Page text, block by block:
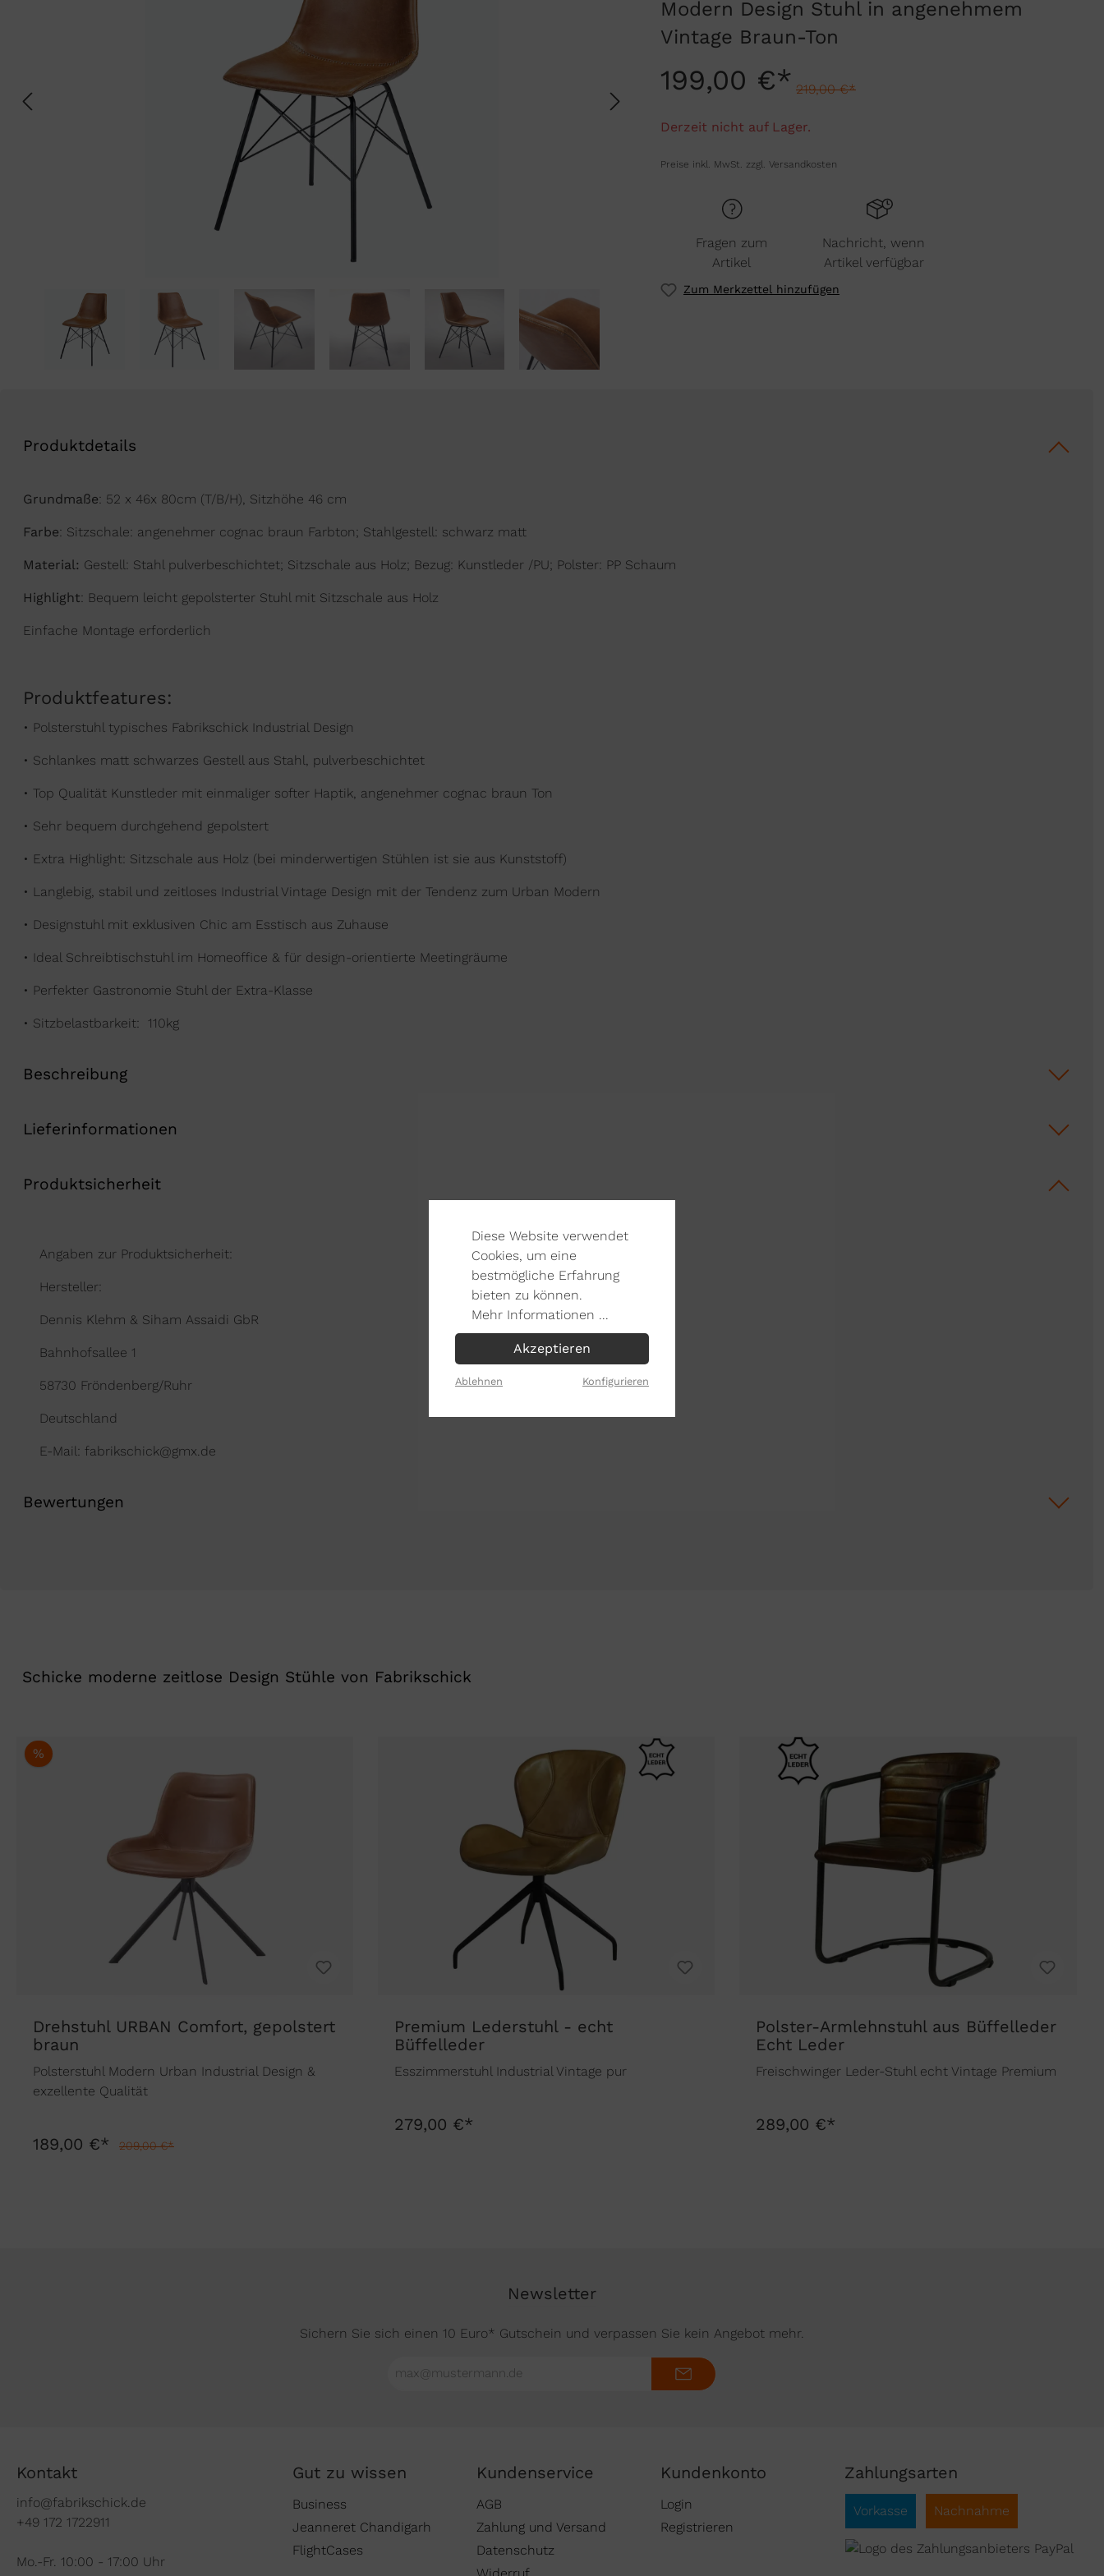
Modern Design Stuhl in angenehmem
Vintage Braun-Ton
199,00 €* 219,00 €*
Derzeit nicht auf Lager.
Preise inkl. MwSt. zzgl. Versandkosten
Fragen zum
Artikel
Nachricht, wenn
Artikel verfügbar
Zum Merkzettel hinzufügen
Produktdetails
Grundmaße: 52 x 46x 80cm (T/B/H), Sitzhöhe 46 cm
Farbe: Sitzschale: angenehmer cognac braun Farbton; Stahlgestell: schwarz matt
Material: Gestell: Stahl pulverbeschichtet; Sitzschale aus Holz; Bezug: Kunstleder /PU; Polster: PP Schaum
Highlight: Bequem leicht gepolsterter Stuhl mit Sitzschale aus Holz
Einfache Montage erforderlich
Produktfeatures:
• Polsterstuhl typisches Fabrikschick Industrial Design
• Schlankes matt schwarzes Gestell aus Stahl, pulverbeschichtet
• Top Qualität Kunstleder mit einmaliger softer Haptik, angenehmer cognac braun Ton
• Sehr bequem durchgehend gepolstert
• Extra Highlight: Sitzschale aus Holz (bei minderwertigen Stühlen ist sie aus Kunststoff)
• Langlebig, stabil und zeitloses Industrial Vintage Design mit der Tendenz zum Urban Modern
• Designstuhl mit exklusiven Chic am Esstisch aus Zuhause
• Ideal Schreibtischstuhl im Homeoffice & für design-orientierte Meetingräume
• Perfekter Gastronomie Stuhl der Extra-Klasse
• Sitzbelastbarkeit: 110kg
Beschreibung
Lieferinformationen
Produktsicherheit
Angaben zur Produktsicherheit:
Hersteller:
Dennis Klehm & Siham Assaidi GbR
Bahnhofsallee 1
58730 Fröndenberg/Ruhr
Deutschland
E-Mail: fabrikschick@gmx.de
Bewertungen
Schicke moderne zeitlose Design Stühle von Fabrikschick
%
Drehstuhl URBAN Comfort, gepolstert
braun
Polsterstuhl Modern Urban Industrial Design &
exzellente Qualität
189,00 €* 209,00 €*
Premium Lederstuhl - echt
Büffelleder
Esszimmerstuhl Industrial Vintage pur
279,00 €*
Polster-Armlehnstuhl aus Büffelleder
Echt Leder
Freischwinger Leder-Stuhl echt Vintage Premium
289,00 €*
Newsletter
Sichern Sie sich einen 10 Euro* Gutschein und verpassen Sie kein Angebot mehr.
Mail-
Kontakt
info@fabrikschick.de
+49 172 1722911
Mo.-Fr. 10:00 - 17:00 Uhr
Gut zu wissen
Business
Jeanneret Chandigarh
FlightCases
Kundenservice
AGB
Zahlung und Versand
Datenschutz
Kundenkonto
Login
Registrieren
Zahlungsarten
Vorkasse Nachnahme
Diese Website verwendet
Cookies, um eine
bestmögliche Erfahrung
bieten zu können.
Mehr Informationen ...
Akzeptieren
Ablehnen Konfigurieren